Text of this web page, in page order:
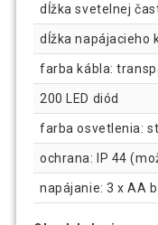
dĺžka svetelnej
dĺžka napájacieho
farba kábla:
200 LED diód
farba osvetlenia:
ochrana: IP 44
napájanie: 3 x AA